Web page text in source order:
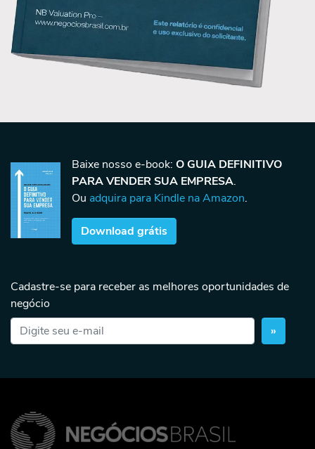
Baixe nosso e-book: O GUIA DEFINITIVO
PARA VENDER SUA EMPRESA.
Ou adquira para Kindle na Amazon.
Download grátis
Cadastre-se para receber as melhores oportunidades de
negócio
»